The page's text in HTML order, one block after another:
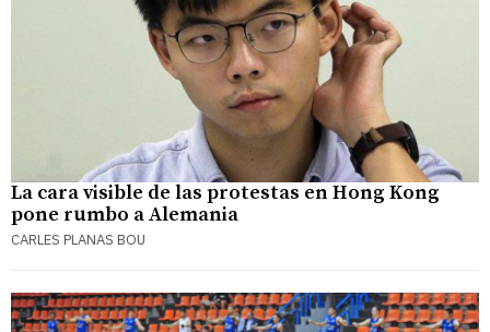
La cara visible de las protestas en Hong Kong
pone rumbo a Alemania
CARLES PLANAS BOU